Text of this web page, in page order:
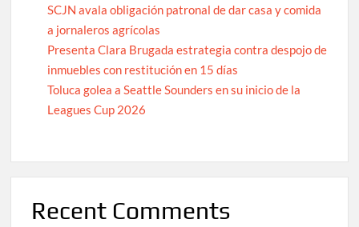
SCJN avala obligación patronal de dar casa y comida
a jornaleros agrícolas
Presenta Clara Brugada estrategia contra despojo de
inmuebles con restitución en 15 días
Toluca golea a Seattle Sounders en su inicio de la
Leagues Cup 2026
Recent Comments